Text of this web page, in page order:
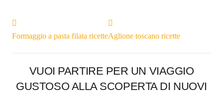
Formaggio a pasta filata ricetteAglione toscano ricette
VUOI PARTIRE PER UN VIAGGIO
GUSTOSO ALLA SCOPERTA DI NUOVI